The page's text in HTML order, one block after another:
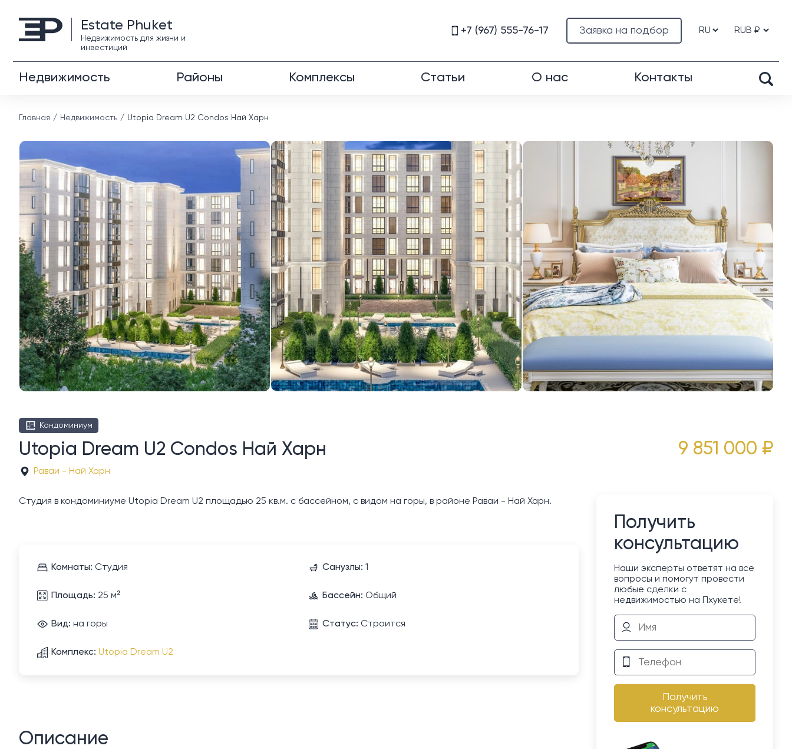
Estate Phuket
Недвижимость для жизни и
инвестиций
Заявка на подбор
+7 (967) 555-76-17
Недвижимость Районы Комплексы Статьи О нас Контакты
Главная Недвижимость Utopia Dream U2 Condos Най Харн
Кондоминиум
Utopia Dream U2 Condos Най Харн
Раваи - Най Харн
9 851 000 ₽
Студия в кондоминиуме Utopia Dream U2 площадью 25 кв.м. с бассейном, с видом на горы, в районе Раваи - Най Харн.
Комнаты: Студия Санузлы: 1
Площадь: 25 м² Бассейн: Общий
Вид: на горы Статус: Строится
Комплекс: Utopia Dream U2
Описание
Получить
консультацию
Наши эксперты ответят на все
вопросы и помогут провести
любые сделки с
недвижимостью на Пхукете!
Получить
консультацию